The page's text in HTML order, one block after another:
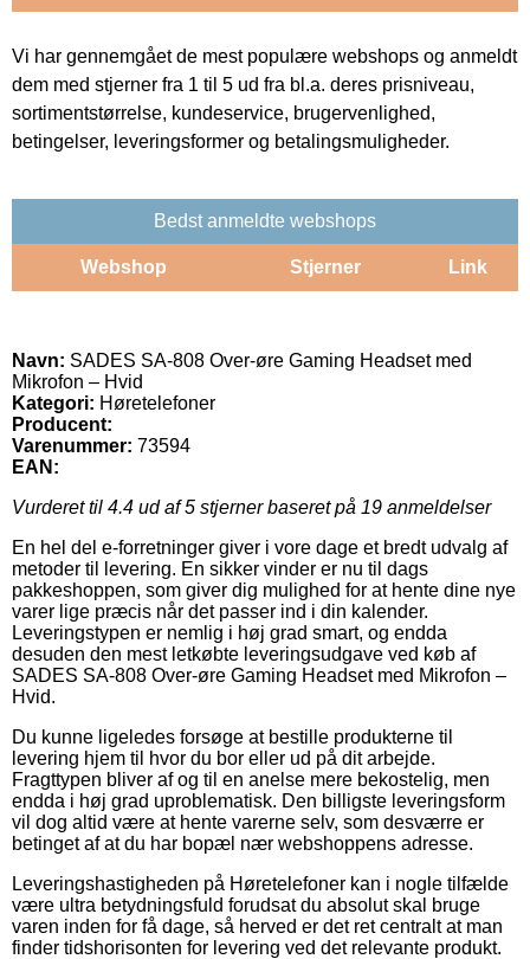
Vi har gennemgået de mest populære webshops og anmeldt
dem med stjerner fra 1 til 5 ud fra bl.a. deres prisniveau,
sortimentstørrelse, kundeservice, brugervenlighed,
betingelser, leveringsformer og betalingsmuligheder.
Bedst anmeldte webshops
Webshop Stjerner Link
Navn: SADES SA-808 Over-øre Gaming Headset med
Mikrofon – Hvid
Kategori: Høretelefoner
Producent:
Varenummer: 73594
EAN:
Vurderet til 4.4 ud af 5 stjerner baseret på 19 anmeldelser
En hel del e-forretninger giver i vore dage et bredt udvalg af
metoder til levering. En sikker vinder er nu til dags
pakkeshoppen, som giver dig mulighed for at hente dine nye
varer lige præcis når det passer ind i din kalender.
Leveringstypen er nemlig i høj grad smart, og endda
desuden den mest letkøbte leveringsudgave ved køb af
SADES SA-808 Over-øre Gaming Headset med Mikrofon –
Hvid.
Du kunne ligeledes forsøge at bestille produkterne til
levering hjem til hvor du bor eller ud på dit arbejde.
Fragttypen bliver af og til en anelse mere bekostelig, men
endda i høj grad uproblematisk. Den billigste leveringsform
vil dog altid være at hente varerne selv, som desværre er
betinget af at du har bopæl nær webshoppens adresse.
Leveringshastigheden på Høretelefoner kan i nogle tilfælde
være ultra betydningsfuld forudsat du absolut skal bruge
varen inden for få dage, så herved er det ret centralt at man
finder tidshorisonten for levering ved det relevante produkt.